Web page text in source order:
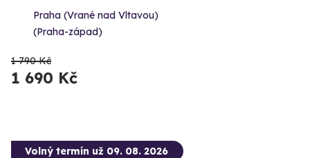
Praha (Vrané nad Vltavou)
(Praha-západ)
1 790 Kč
1 690 Kč
Volný termín už 09. 08. 2026